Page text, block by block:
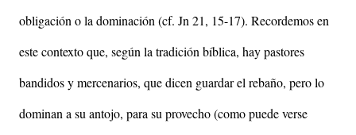
obligación o la dominación (cf. Jn 21, 15-17). Recordemos en
este contexto que, según la tradición bíblica, hay pastores
bandidos y mercenarios, que dicen guardar el rebaño, pero lo
dominan a su antojo, para su provecho (como puede verse